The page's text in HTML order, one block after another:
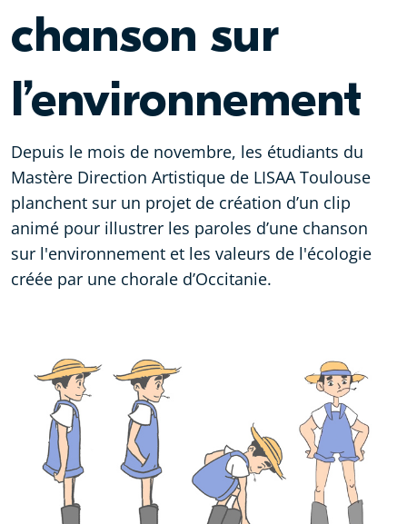
chanson sur
l’environnement
Depuis le mois de novembre, les étudiants du
Mastère Direction Artistique de LISAA Toulouse
planchent sur un projet de création d’un clip
animé pour illustrer les paroles d’une chanson
sur l'environnement et les valeurs de l'écologie
créée par une chorale d’Occitanie.